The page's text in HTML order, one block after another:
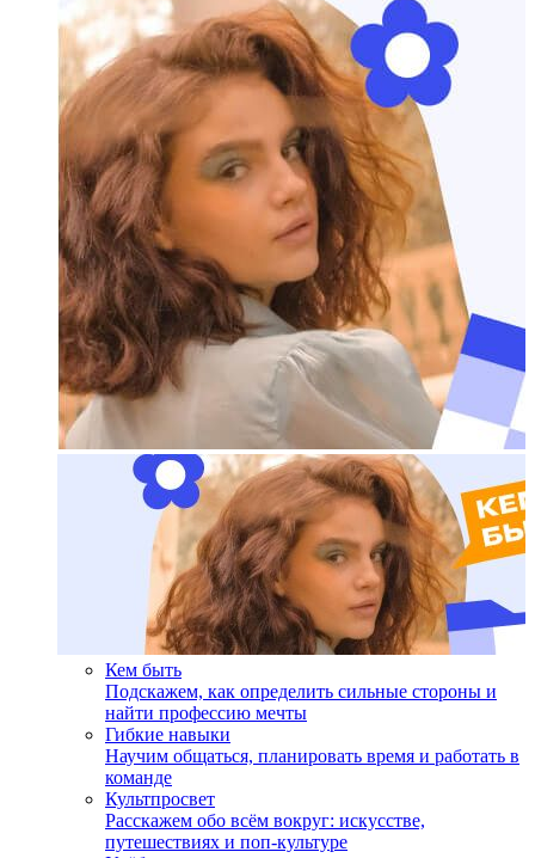
Кем быть
Подскажем, как определить сильные стороны и
найти профессию мечты
Гибкие навыки
Научим общаться, планировать время и работать в
команде
Культпросвет
Расскажем обо всём вокруг: искусстве,
путешествиях и поп-культуре